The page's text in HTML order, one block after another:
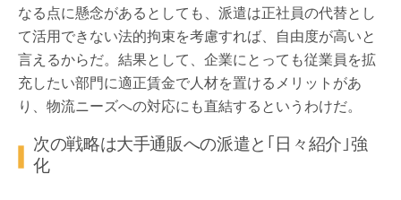
なる点に懸念があるとしても、派遣は正社員の代替とし
て活用できない法的拘束を考慮すれば、自由度が高いと
言えるからだ。結果として、企業にとっても従業員を拡
充したい部門に適正賃金で人材を置けるメリットがあ
り、物流ニーズへの対応にも直結するというわけだ。
次の戦略は大手通販への派遣と｢日々紹介｣強
化